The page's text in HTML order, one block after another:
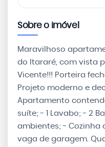
Sobre o imóvel
Maravilhoso
do Itararé, com vista
Vicente!!! Porteira
Projeto moderno e
Apartamento
suíte; - 1 Lavabo; - 2
ambientes; - Cozinha
vaga de garagem.